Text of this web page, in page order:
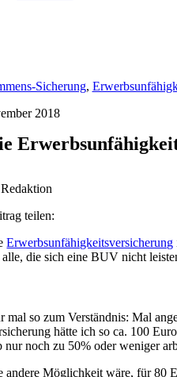
Sicherung,
2018
teilen:
Erwerbsunfähigkeitsversicherung
die sich eine BUV nicht
mal so zum Verständnis: Mal
hätte ich so ca. 100
nur noch zu 50% oder weniger
andere Möglichkeit wäre, für 80